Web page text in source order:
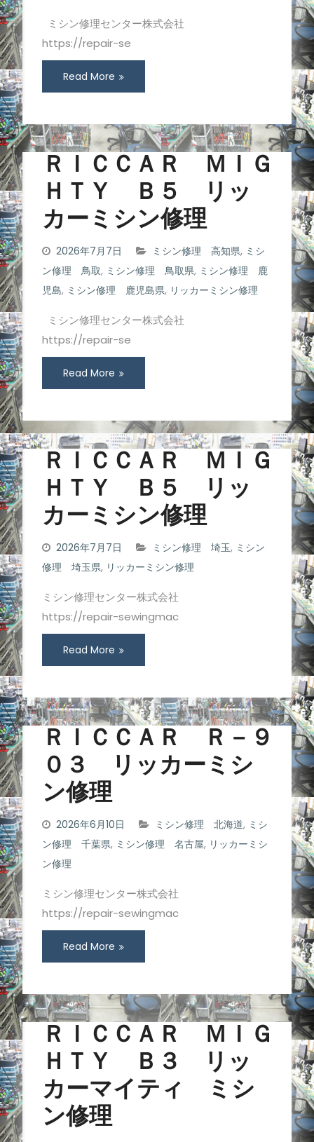
ミシン修理センター株式会社
https://repair-se
Read More
ＲＩＣＣＡＲ ＭＩＧ
ＨＴＹ Ｂ５ リッ
カーミシン修理
2026年7月7日 ミシン修理 高知県, ミシ
ン修理 鳥取, ミシン修理 鳥取県, ミシン修理 鹿
児島, ミシン修理 鹿児島県, リッカーミシン修理
ミシン修理センター株式会社
https://repair-se
Read More
ＲＩＣＣＡＲ ＭＩＧ
ＨＴＹ Ｂ５ リッ
カーミシン修理
2026年7月7日 ミシン修理 埼玉, ミシン
修理 埼玉県, リッカーミシン修理
ミシン修理センター株式会社
https://repair-sewingmac
Read More
ＲＩＣＣＡＲ Ｒ－９
０３ リッカーミシ
ン修理
2026年6月10日 ミシン修理 北海道, ミシ
ン修理 千葉県, ミシン修理 名古屋, リッカーミシ
ン修理
ミシン修理センター株式会社
https://repair-sewingmac
Read More
ＲＩＣＣＡＲ ＭＩＧ
ＨＴＹ Ｂ３ リッ
カーマイティ ミシ
ン修理